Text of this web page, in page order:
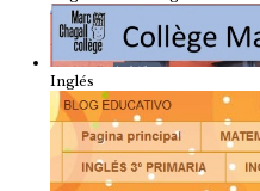
Inglés